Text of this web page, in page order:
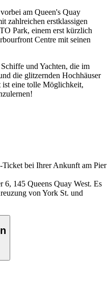
am Queen's Quay
zahlreichen erstklassigen
Park, einem erst kürzlich
Centre mit seinen
und Yachten, die im
die glitzernden Hochhäuser
eine tolle Möglichkeit,
Ticket bei Ihrer Ankunft am Pier
6, 145 Queens Quay West. Es
von York St. und